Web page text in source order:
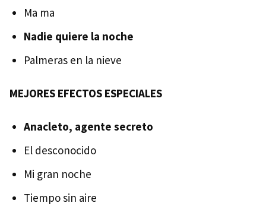
Ma ma
Nadie quiere la noche
Palmeras en la nieve
MEJORES EFECTOS ESPECIALES
Anacleto, agente secreto
El desconocido
Mi gran noche
Tiempo sin aire